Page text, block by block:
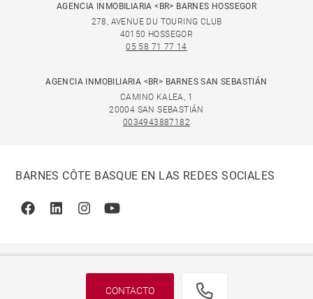
CONTACTO
AGENCIA INMOBILIARIA <BR> BARNES HOSSEGOR
278, AVENUE DU TOURING CLUB
40150 HOSSEGOR
05 58 71 77 14
AGENCIA INMOBILIARIA <BR> BARNES SAN SEBASTIÁN
CAMINO KALEA, 1
20004 SAN SEBASTIÁN
0034943887182
BARNES CÔTE BASQUE EN LAS REDES SOCIALES
FacebookLinkedinInstagramYoutube
© 2026 BARNES, INTERNATIONAL REALTY - BARNES